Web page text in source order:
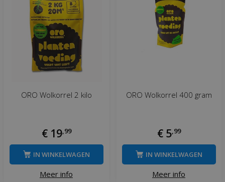
ORO Wolkorrel 2 kilo
€ 19, 99
Meer info
IN WINKELWAGEN
ORO Wolkorrel 400 gram
€ 5 99
Meer info
IN WINKELWAGEN